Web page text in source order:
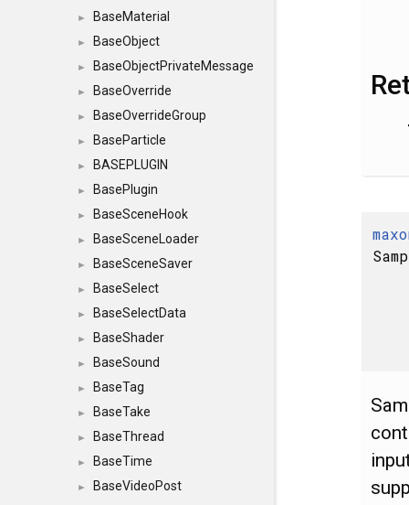
► BaseMaterial
► BaseObject
► BaseObjectPrivateMessage
► BaseOverride
► BaseOverrideGroup
► BaseParticle
► BASEPLUGIN
► BasePlugin
► BaseSceneHook
► BaseSceneLoader
► BaseSceneSaver
► BaseSelect
► BaseSelectData
► BaseShader
► BaseSound
► BaseTag
► BaseTake
► BaseThread
► BaseTime
►
BaseVideoPost